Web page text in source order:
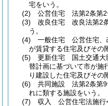
宅をいう。
(2)
公営住宅 法第2条第2
(3)
改良住宅 改良法第2
う。
(4)
一般住宅 公営住宅、
が賃貸する住宅及びその
(5)
更新住宅 国土交通大
替計画に基づいて市が施
り建設した住宅及びその
(6)
共同施設 法第2条第9
れに類する施設をいう。
(7)
収入 公営住宅法施行